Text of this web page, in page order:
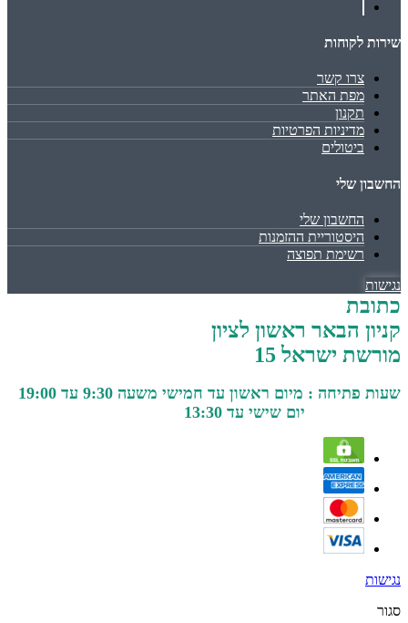
שירות לקוחות
צרו קשר
מפת האתר
תקנון
מדיניות הפרטיות
ביטולים
החשבון שלי
החשבון שלי
היסטוריית ההזמנות
רשימת תפוצה
נגישות
כתובת
קניון הבאר ראשון לציון
מורשת ישראל 15
שעות פתיחה : מיום ראשון עד חמישי משעה 9:30 עד 19:00
יום שישי עד 13:30
נגישות
סגור